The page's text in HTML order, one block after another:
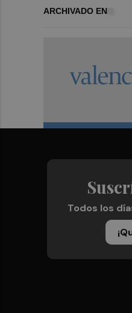
ARCHIVADO EN
Todos los